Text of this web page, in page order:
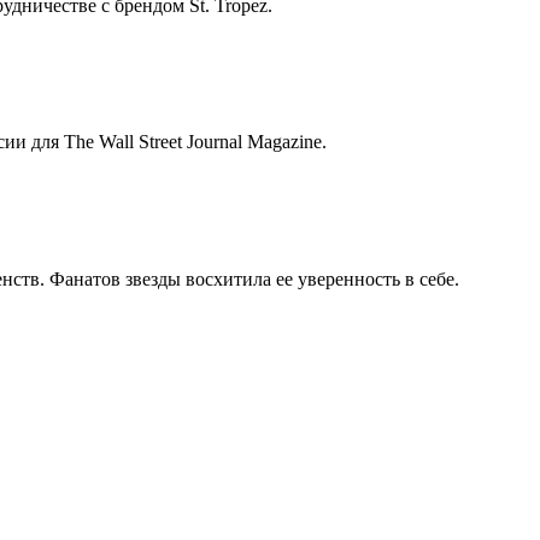
с брендом St. Tropez.
для The Wall Street Journal Magazine.
Фанатов звезды восхитила ее уверенность в себе.